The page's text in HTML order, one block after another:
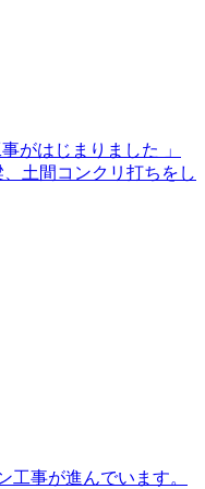
はじまりました 」
土間コンクリ打ちをし
工事が進んでいます。